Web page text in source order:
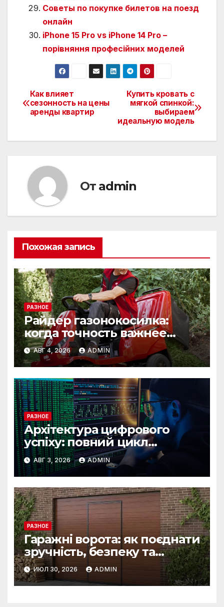
Советы по покупке билетов на поезд
онлайн
iPhone 15 Pro vs iPhone 14 Pro –
порівняння професійних моделей
Навигация
по
записям
Купить кровать с
мягкой спинкой:
выбираем
идеальную модель
Как влияет
сезонность на цены
аренды квартир
От admin
Похожая запись
РАЗНОЕ
Райдер газонокосилка:
когда точность важнее
скорости
АВГ 4, 2026 ADMIN
РАЗНОЕ
Архітектура цифрового
успіху: повний цикл
розробки від IST Group
АВГ 3, 2026 ADMIN
РАЗНОЕ
Гаражні ворота: як поєднати
зручність, безпеку та
довговічність
ИЮЛ 30, 2026 ADMIN